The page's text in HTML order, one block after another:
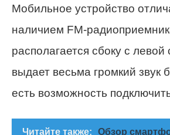
Мобильное устройство
наличием FM-
располагается сбоку с
выдает весьма громкий звук
есть возможность
Читайте также: Обзор